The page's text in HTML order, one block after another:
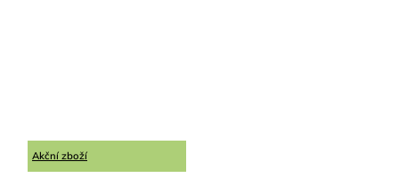
Akční zboží